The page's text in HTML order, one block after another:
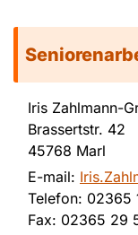
Iris Zahlmann-
Brassertstr. 42
45768 Marl
E-mail:
Telefon: 02365
Fax: 02365 29